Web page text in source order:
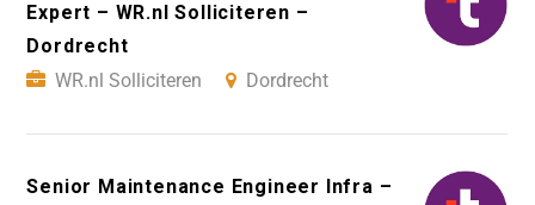
Expert – WR.nl Solliciteren –
Dordrecht
WR.nl Solliciteren
Dordrecht
Senior Maintenance Engineer Infra –